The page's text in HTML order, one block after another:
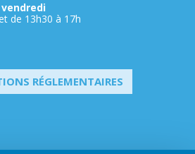
de 13h30 à 17h
RÉGLEMENTAIRES